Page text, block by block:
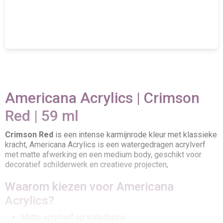
Americana Acrylics | Crimson
Red | 59 ml
Crimson Red is een intense karmijnrode kleur met klassieke
kracht, Americana Acrylics is een watergedragen acrylverf
met matte afwerking en een medium body, geschikt voor
decoratief schilderwerk en creatieve projecten,
Waarom kiezen voor Americana
Acrylics?